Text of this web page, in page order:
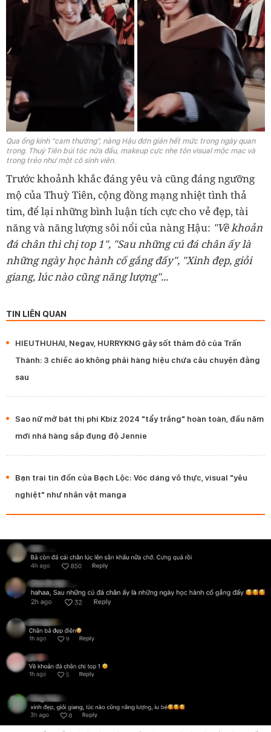
Qua ống kính "cam thường", nàng Hậu đơn giản hết mức trong ngày quan
trọng. Thuỳ Tiên búi tóc nửa đầu, makeup cực nhẹ tôn visual mộc mạc và
trong trẻo như một cô sinh viên.
Trước khoảnh khắc đáng yêu và cũng đáng ngưỡng
mộ của Thuỳ Tiên, cộng đồng mạng nhiệt tình thả
tim, để lại những bình luận tích cực cho vẻ đẹp, tài
năng và năng lượng sôi nổi của nàng Hậu: "Về khoản
đá chân thì chị top 1", "Sau những cú đá chân ấy là
những ngày học hành cố gắng đấy", "Xinh đẹp, giỏi
giang, lúc nào cũng năng lượng"...
TIN LIÊN QUAN
HIEUTHUHAI, Negav, HURRYKNG gây sốt thảm đỏ của Trấn
Thành: 3 chiếc áo không phải hàng hiệu chứa câu chuyện đằng
sau
Sao nữ mở bát thị phi Kbiz 2024 "tẩy trắng" hoàn toàn, đầu năm
mới nhá hàng sắp đụng độ Jennie
Bạn trai tin đồn của Bạch Lộc: Vóc dáng vô thực, visual "yêu
nghiệt" như nhân vật manga